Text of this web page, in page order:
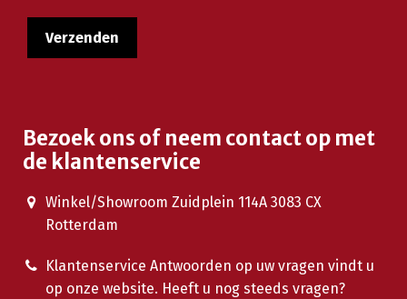
Bezoek ons of neem contact op met
de klantenservice
Winkel/Showroom Zuidplein 114A 3083 CX
Rotterdam
Klantenservice Antwoorden op uw vragen vindt u
op onze website. Heeft u nog steeds vragen?